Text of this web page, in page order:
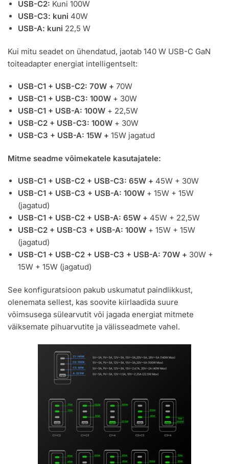
USB-C2: Kuni 100W
USB-C3: kuni 40W
USB-A: kuni 22,5 W
Kui mitu seadet on ühendatud, jaotab 140 W USB-C GaN
toiteadapter energiat intelligentselt:
USB-C1 + USB-C2: 70W + 70W
USB-C1 + USB-C3: 100W + 30W
USB-C1 + USB-A: 100W + 22,5W
USB-C2 + USB-C3: 100W + 30W
USB-C3 + USB-A: 15W + 15W jagatud
Mitme seadme võimekatele kasutajatele:
USB-C1 + USB-C2 + USB-C3: 65W + 45W + 30W
USB-C1 + USB-C3 + USB-A: 100W + 15W + 15W
(jagatud)
USB-C1 + USB-C2 + USB-A: 65W + 45W + 22,5W
USB-C2 + USB-C3 + USB-A: 100W + 15W + 15W
(jagatud)
USB-C1 + USB-C2 + USB-C3 + USB-A: 70W + 30W +
15W + 15W (jagatud)
See konfiguratsioon pakub uskumatut paindlikkust,
olenemata sellest, kas soovite kiirlaadida suure
võimsusega sülearvutit või jagada energiat mitmete
väiksemate pihuarvutite ja välisseadmete vahel.